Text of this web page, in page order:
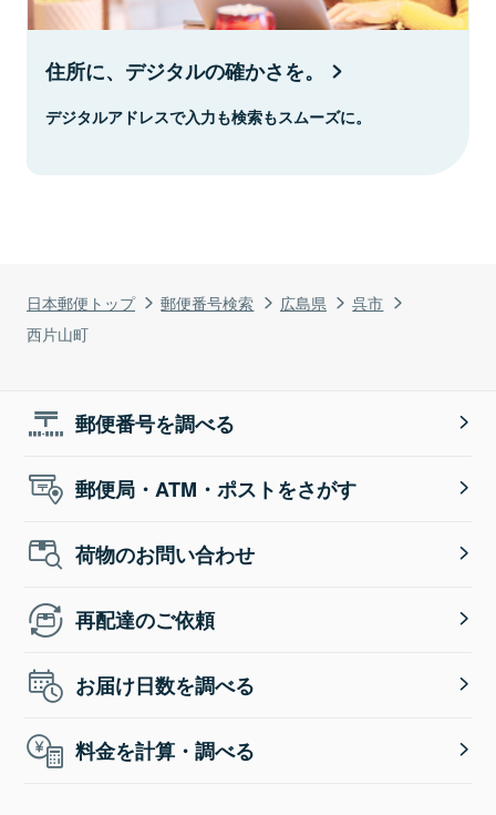
日本郵便トップ 郵便番号検索 広島県
呉市
西片山町
住所に、デジタルの確かさを。
デジタルアドレスで入力も検索もスムーズに。
郵便番号を調べる
郵便局・ATM・ポストをさがす
荷物のお問い合わせ
再配達のご依頼
お届け日数を調べる
料金を計算・調べる